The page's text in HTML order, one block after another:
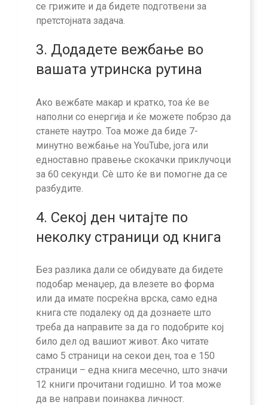
се грижите и да бидете подготвени за
претстојната задача.
3. Додадете вежбање во
вашата утринска рутина
Ако вежбате макар и кратко, тоа ќе ве
наполни со енергија и ќе можете побрзо да
станете наутро. Тоа може да биде 7-
минутно вежбање на YouTube, јога или
едноставно правење скокачки приклучоци
за 60 секунди. Сè што ќе ви помогне да се
разбудите.
4. Секој ден читајте по
неколку страници од книга
Без разлика дали се обидувате да бидете
подобар менаџер, да влезете во форма
или да имате посреќна врска, само една
книга сте подалеку од да дознаете што
треба да направите за да го подобрите кој
било дел од вашиот живот. Ако читате
само 5 страници на секои ден, тоа е 150
страници – една книга месечно, што значи
12 книги прочитани годишно. И тоа може
да ве направи поинаква личност.